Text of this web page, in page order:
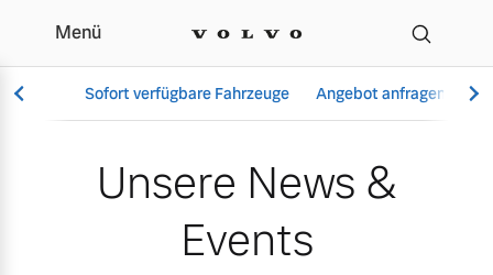
Unsere News & Events
Menü
Sofort verfügbare Fahrzeuge Angebot anfragen
Unsere News &
Events